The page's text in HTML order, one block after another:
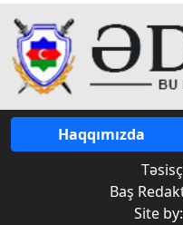
Haqqımızda
Baş
Site